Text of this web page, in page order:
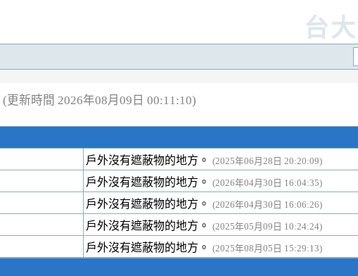
台
(更新時間 2026年08月09日 00:11:10)
戶外沒有遮蔽物的地方。 (2025年06月28日 20:20:09)
戶外沒有遮蔽物的地方。 (2026年04月30日 16:04:35)
戶外沒有遮蔽物的地方。 (2026年04月30日 16:06:26)
戶外沒有遮蔽物的地方。 (2025年05月09日 10:24:24)
戶外沒有遮蔽物的地方。 (2025年08月05日 15:29:13)